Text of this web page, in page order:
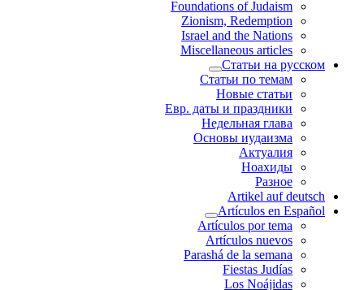
Foundations of Judaism
Zionism, Redemption
Israel and the Nations
Miscellaneous articles
Статьи на русском
Статьи по темам
Новые статьи
Евр. даты и праздники
Недельная глава
Основы иудаизма
Актуалия
Ноахиды
Разное
Artikel auf deutsch
Artículos en Español
Artículos por tema
Artículos nuevos
Parashá de la semana
Fiestas Judías
Los Noájidas